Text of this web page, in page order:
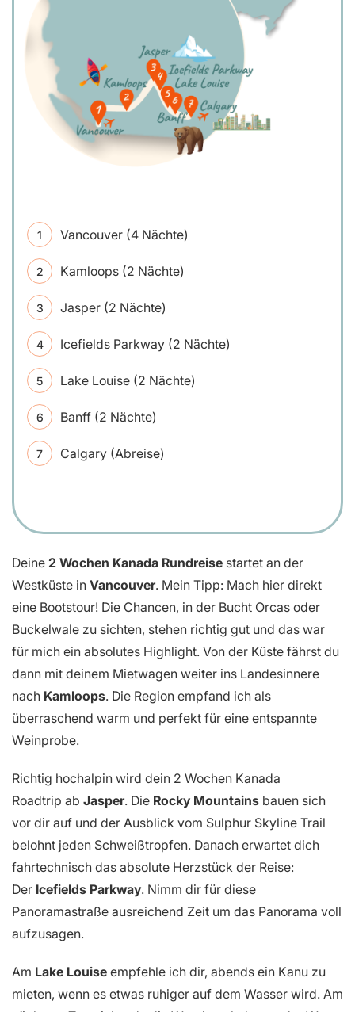
Vancouver (4 Nächte)
Kamloops (2 Nächte)
Jasper (2 Nächte)
Icefields Parkway (2 Nächte)
Lake Louise (2 Nächte)
Banff (2 Nächte)
Calgary (Abreise)
Deine 2 Wochen Kanada Rundreise startet an der
Westküste in Vancouver. Mein Tipp: Mach hier direkt
eine Bootstour! Die Chancen, in der Bucht Orcas oder
Buckelwale zu sichten, stehen richtig gut und das war
für mich ein absolutes Highlight. Von der Küste fährst du
dann mit deinem Mietwagen weiter ins Landesinnere
nach Kamloops. Die Region empfand ich als
überraschend warm und perfekt für eine entspannte
Weinprobe.
Richtig hochalpin wird dein 2 Wochen Kanada
Roadtrip ab Jasper. Die Rocky Mountains bauen sich
vor dir auf und der Ausblick vom Sulphur Skyline Trail
belohnt jeden Schweißtropfen. Danach erwartet dich
fahrtechnisch das absolute Herzstück der Reise:
Der Icefields Parkway. Nimm dir für diese
Panoramastraße ausreichend Zeit um das Panorama voll
aufzusagen.
Am Lake Louise empfehle ich dir, abends ein Kanu zu
mieten, wenn es etwas ruhiger auf dem Wasser wird. Am